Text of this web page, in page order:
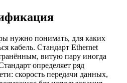
нужно понимать, для каких
кабель. Стандарт Ethernet
витую пару иногда
определяет ряд
скорость передачи данных,